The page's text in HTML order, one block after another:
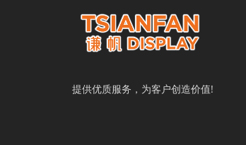
提供优质服务，为客户创造价值!